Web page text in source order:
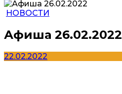
НОВОСТИ
Афиша 26.02.2022
22.02.2022